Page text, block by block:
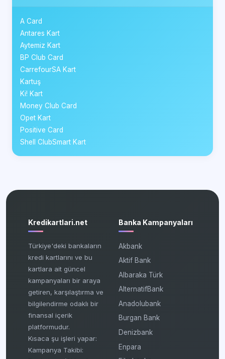
A Card
Antares Kart
Aytemiz Kart
BP Club Card
CarrefourSA Kart
Kartuş
Ki! Kart
Money Club Card
Opet Kart
Positive Card
Shell ClubSmart Kart
Kredikartlari.net
Türkiye'deki bankaların
kredi kartlarını ve bu
kartlara ait güncel
kampanyaları bir araya
getiren, karşılaştırma ve
bilgilendirme odaklı bir
finansal içerik
platformudur.
Kısaca şu işleri yapar:
Kampanya Takibi:
Banka Kampanyaları
Akbank
Aktif Bank
Albaraka Türk
AlternatifBank
Anadolubank
Burgan Bank
Denizbank
Enpara